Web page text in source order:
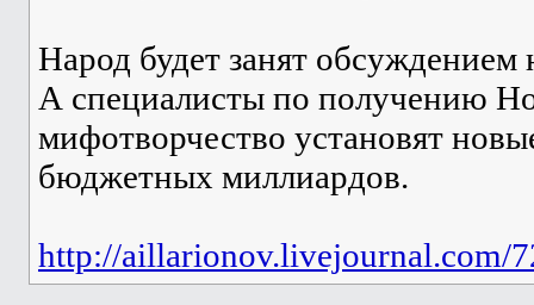
Народ будет занят
А специалисты по получению
мифотворчество установят
бюджетных миллиардов.
http://aillarionov.livejournal.com/